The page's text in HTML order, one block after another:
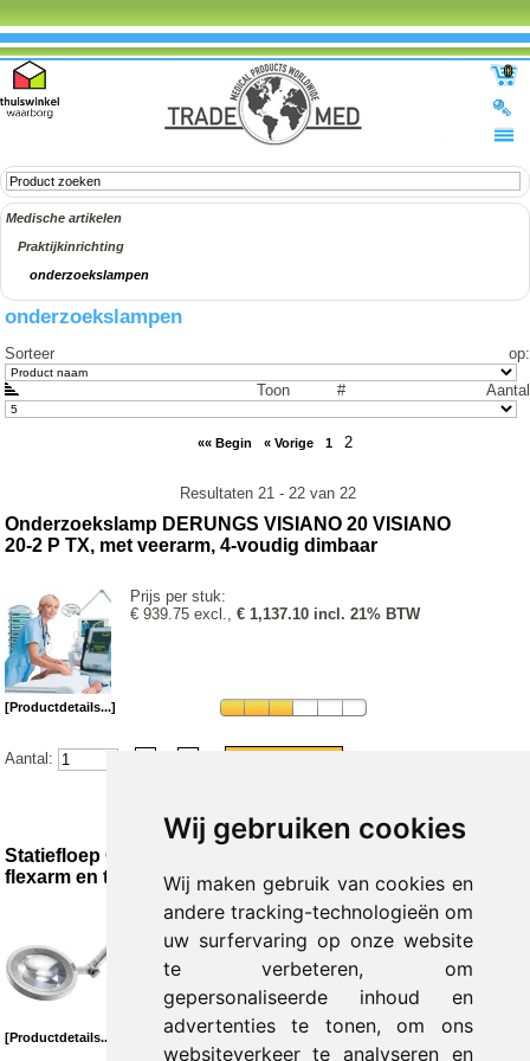
Wij gebruiken cookies
Wij maken gebruik van cookies en
andere tracking-technologieën om
uw surfervaring op onze website
te verbeteren, om
gepersonaliseerde inhoud en
advertenties te tonen, om ons
websiteverkeer te analyseren en
0
Medische artikelen
Praktijkinrichting
onderzoekslampen
onderzoekslampen
Sorteer op:
Toon # Aantal
«« Begin « Vorige 1 2
Resultaten 21 - 22 van 22
Onderzoekslamp DERUNGS VISIANO 20 VISIANO
20-2 P TX, met veerarm, 4-voudig dimbaar
Prijs per stuk:
€ 939.75 excl.,€ 1,137.10 incl. 21% BTW
[Productdetails...]
Aantal:
Statiefloep OPTILUX 10-2 P TX DERUNGS met
flexarm en trolley
€ 884.63 excl.,€ 1,070.40 incl. 21% BTW
[Productdetails...]